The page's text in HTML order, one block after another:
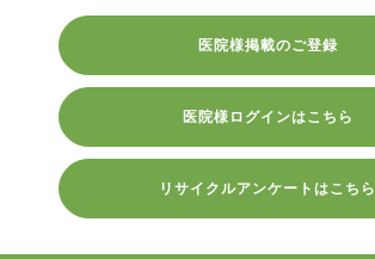
医院様掲載のご登録
医院様ログインはこちら
リサイクルアンケートはこちら